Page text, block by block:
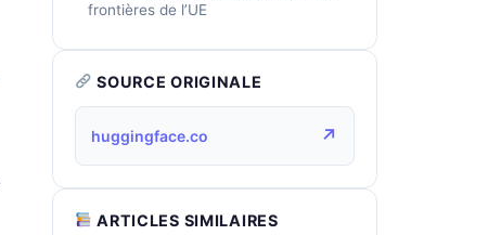
frontières de l’UE
SOURCE ORIGINALE
huggingface.co ↗
ARTICLES SIMILAIRES